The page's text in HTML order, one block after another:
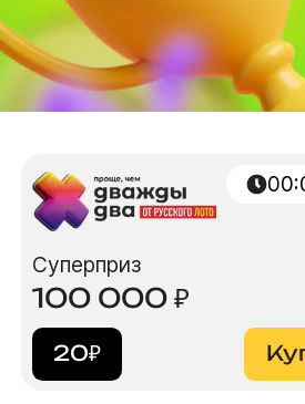
Суперприз
100 000₽
20₽